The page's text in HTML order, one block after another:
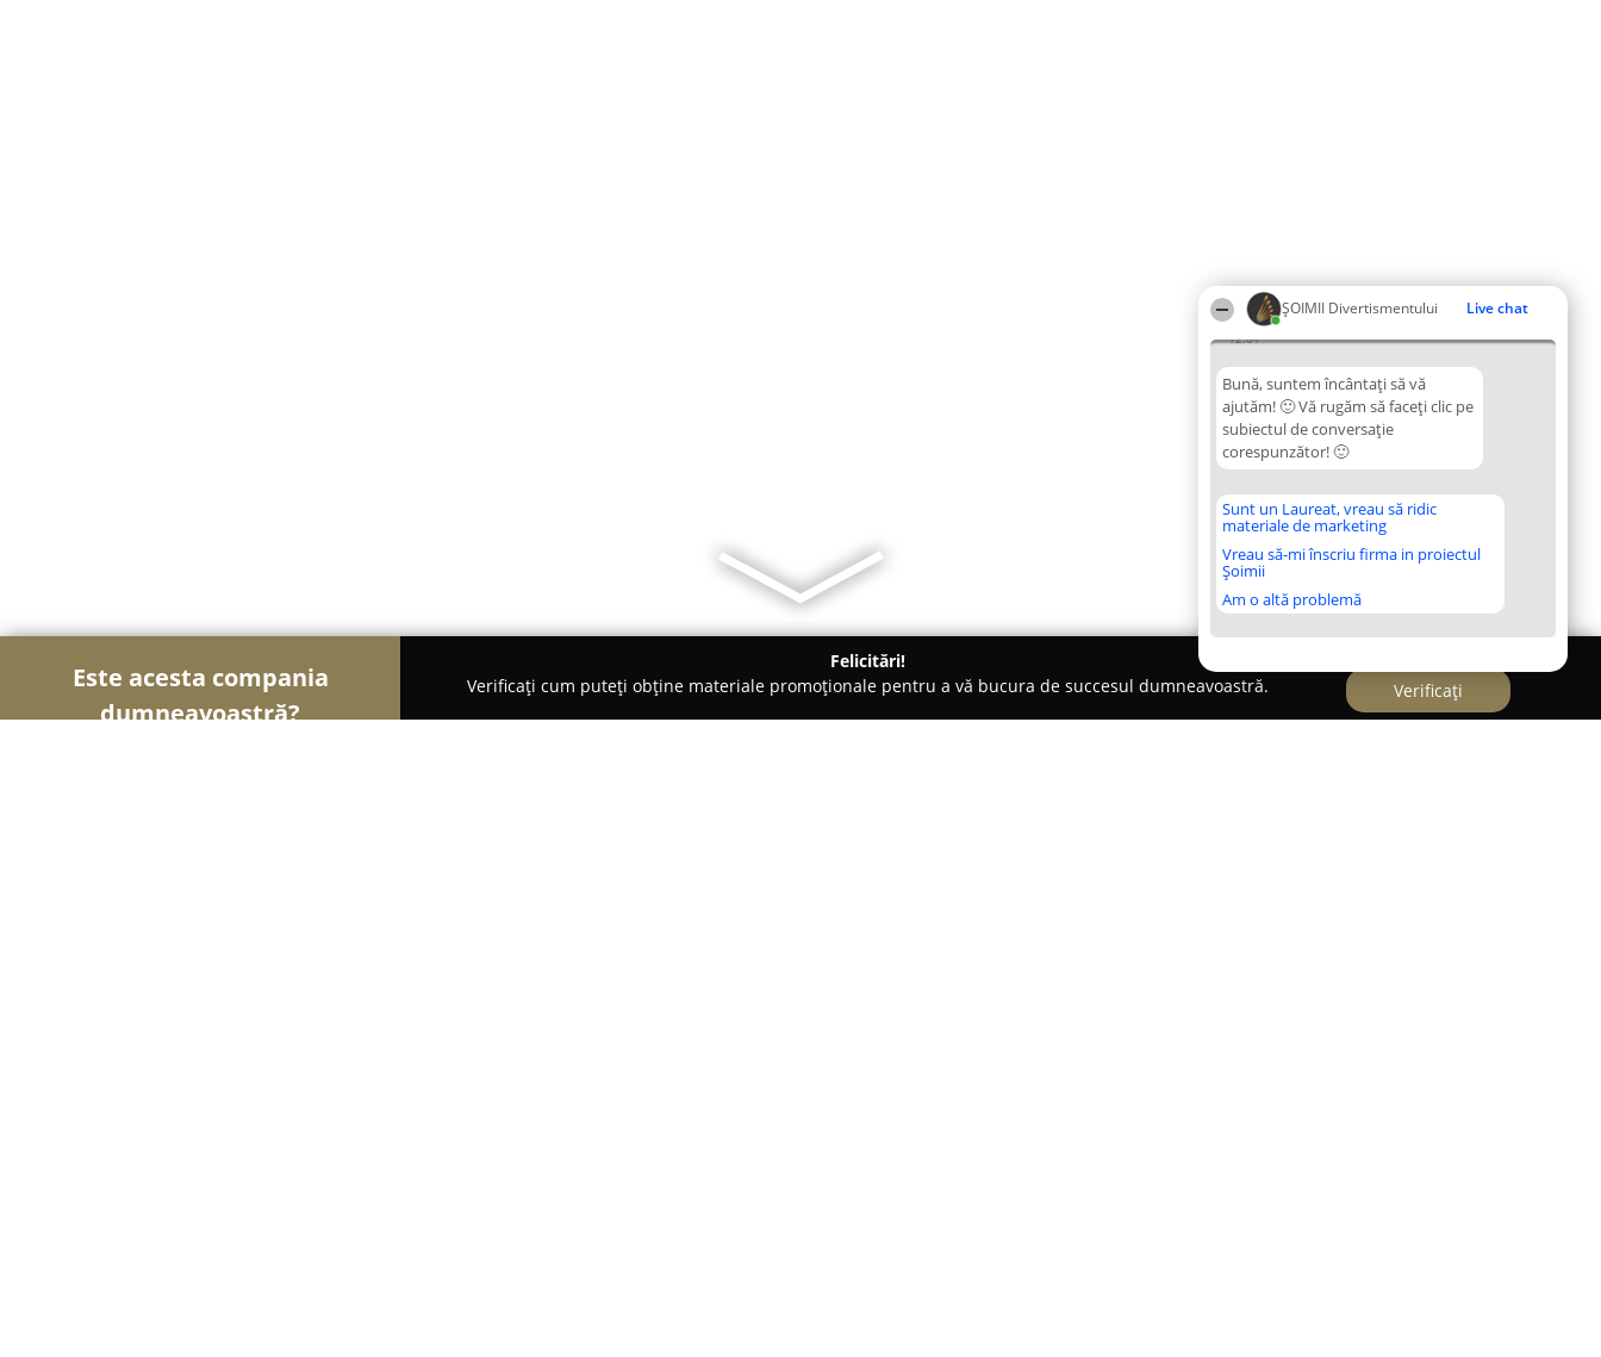
ŞOIMII Divertismentului Live chat
12:01
Bună, suntem încântați să vă
ajutăm! 🙂 Vă rugăm să faceți clic pe
subiectul de conversație
corespunzător! 🙂
Sunt un Laureat, vreau să ridic
materiale de marketing
Vreau să-mi înscriu firma in proiectul
Șoimii
Am o altă problemă
Este acesta compania
dumneavoastră?
Felicitări!
Verificați cum puteți obține materiale promoționale pentru a vă bucura de succesul dumneavoastră.
Verificați